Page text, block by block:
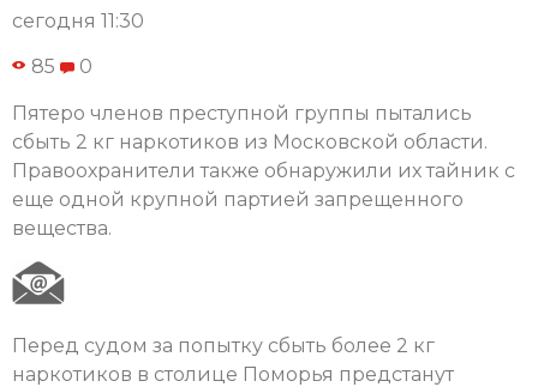
сегодня 11:30
85 0
Пятеро членов преступной группы пытались
сбыть 2 кг наркотиков из Московской области.
Правоохранители также обнаружили их тайник с
еще одной крупной партией запрещенного
вещества.
Перед судом за попытку сбыть более 2 кг
наркотиков в столице Поморья предстанут